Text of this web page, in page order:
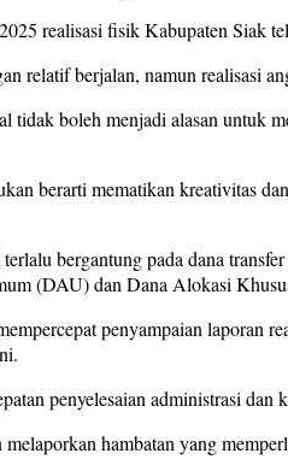
realisasi fisik Kabupaten Siak
relatif berjalan, namun realisasi
tidak boleh menjadi alasan untuk
berarti mematikan kreativitas
bergantung pada dana
(DAU) dan Dana Alokasi
penyampaian laporan
penyelesaian administrasi
hambatan yang